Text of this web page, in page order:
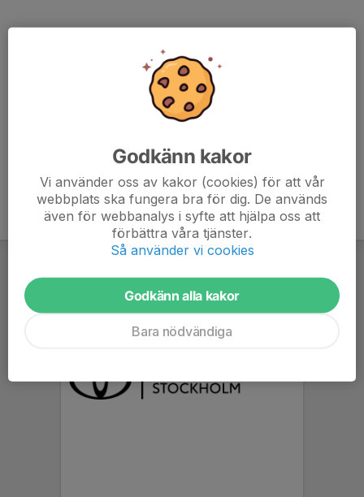
Godkänn kakor
Vi använder oss av kakor (cookies) för att vår
webbplats ska fungera bra för dig. De används
även för webbanalys i syfte att hjälpa oss att
förbättra våra tjänster.
Så använder vi cookies
Godkänn alla kakor
Bara nödvändiga